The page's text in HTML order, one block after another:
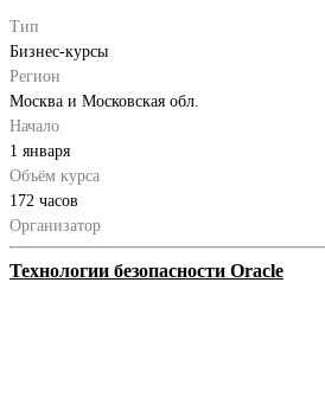
Тип
Бизнес-курсы
Регион
Москва и Московская обл.
Начало
1 января
Объём курса
172 часов
Организатор
Технологии безопасности Oracle